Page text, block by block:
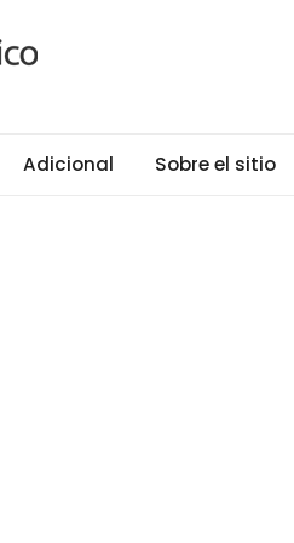
Adicional Sobre el sitio